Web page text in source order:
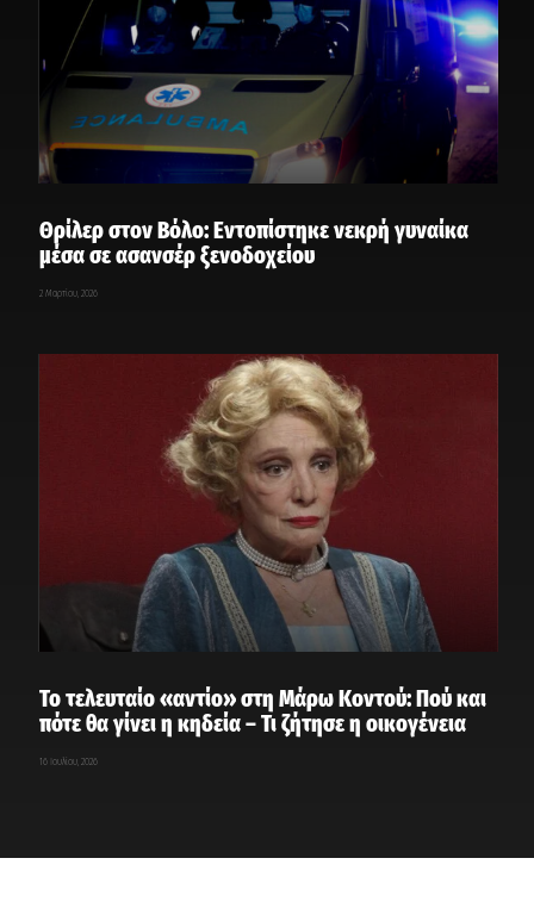
Θρίλερ στον Βόλο: Εντοπίστηκε νεκρή γυναίκα
μέσα σε ασανσέρ ξενοδοχείου
2 Μαρτίου, 2026
Το τελευταίο «αντίο» στη Μάρω Κοντού: Πού και
πότε θα γίνει η κηδεία – Τι ζήτησε η οικογένεια
16 Ιουλίου, 2026